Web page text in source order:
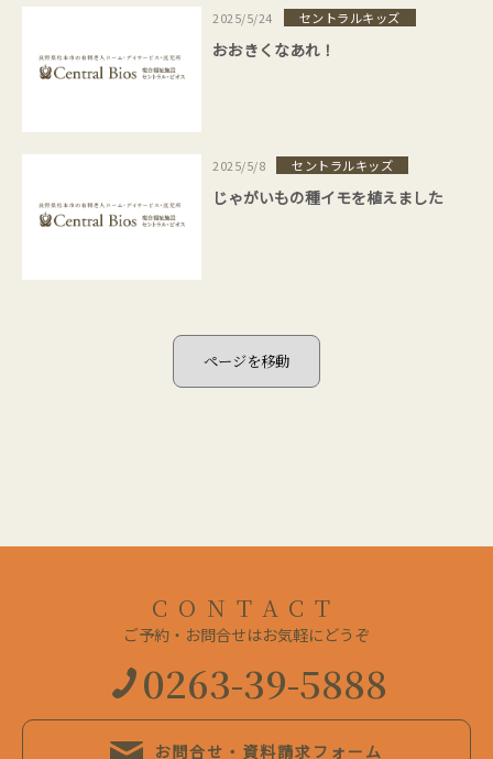
2025/5/24 セントラルキッズ
おおきくなあれ！
2025/5/8 セントラルキッズ
じゃがいもの種イモを植えました
CONTACT
ご予約・お問合せはお気軽にどうぞ
0263-39-5888
お問合せ・資料請求フォーム